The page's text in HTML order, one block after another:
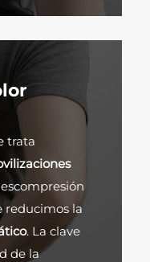
trata
reducimos la
. La clave
de la